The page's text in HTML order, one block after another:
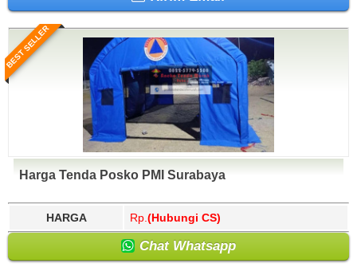
BEST SELLER
Harga Tenda Posko PMI Surabaya
HARGA Rp. (Hubungi CS)
Chat Whatsapp